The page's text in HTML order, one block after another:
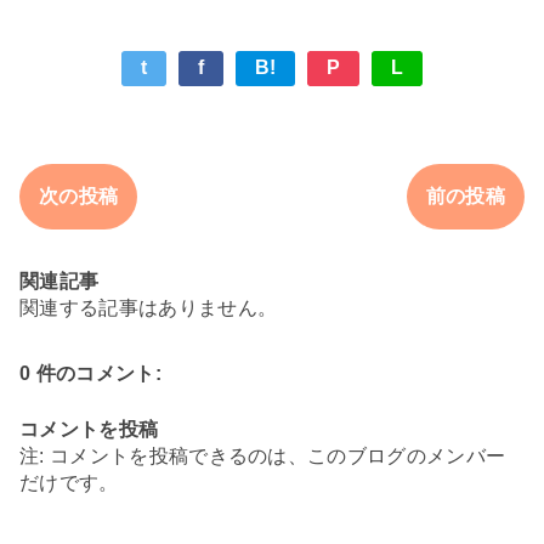
t f B! P L
次の投稿 前の投稿
関連記事
関連する記事はありません。
0 件のコメント:
コメントを投稿
注: コメントを投稿できるのは、このブログのメンバー
だけです。